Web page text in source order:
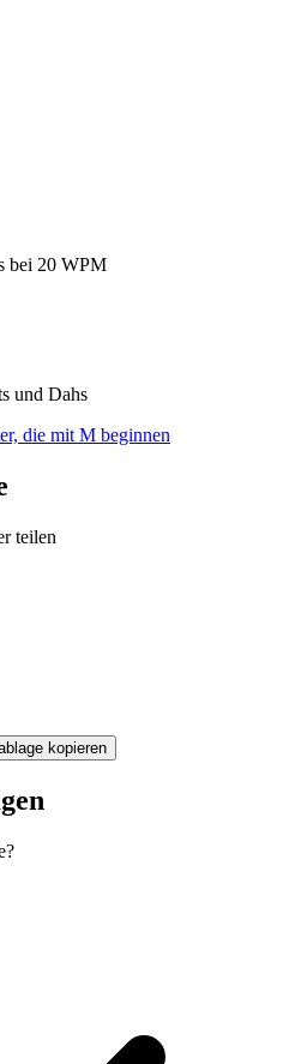
bei 20 WPM
und Dahs
die mit M beginnen
teilen
kopieren